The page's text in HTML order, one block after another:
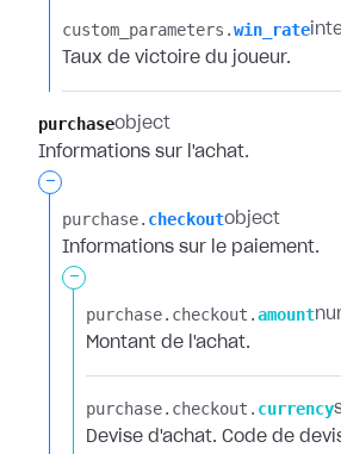
custom_parameters.​win_rate
Taux de victoire du joueur.
purchaseobject
Informations sur l'achat.
-
purchase.​ checkoutobject
Informations sur le paiement.
-
purchase.​ checkout.​amount
Montant de l'achat.
purchase.​ checkout.​ currency
Devise d'achat. Code de